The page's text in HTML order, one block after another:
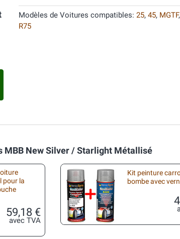
Modèles de Voitures compatibles: 25, 45, MGTF,
R75
New Silver / Starlight Métallisé
pour la
59,18 €
avec TVA
Kit peinture
bombe avec